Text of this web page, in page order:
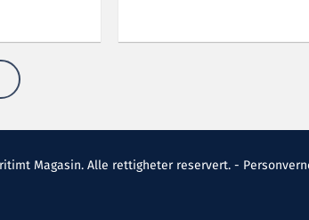
Magasin. Alle rettigheter reservert. -